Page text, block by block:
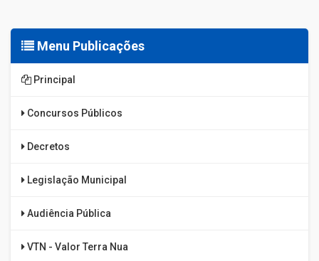
Menu Publicações
Principal
Concursos Públicos
Decretos
Legislação Municipal
Audiência Pública
VTN - Valor Terra Nua